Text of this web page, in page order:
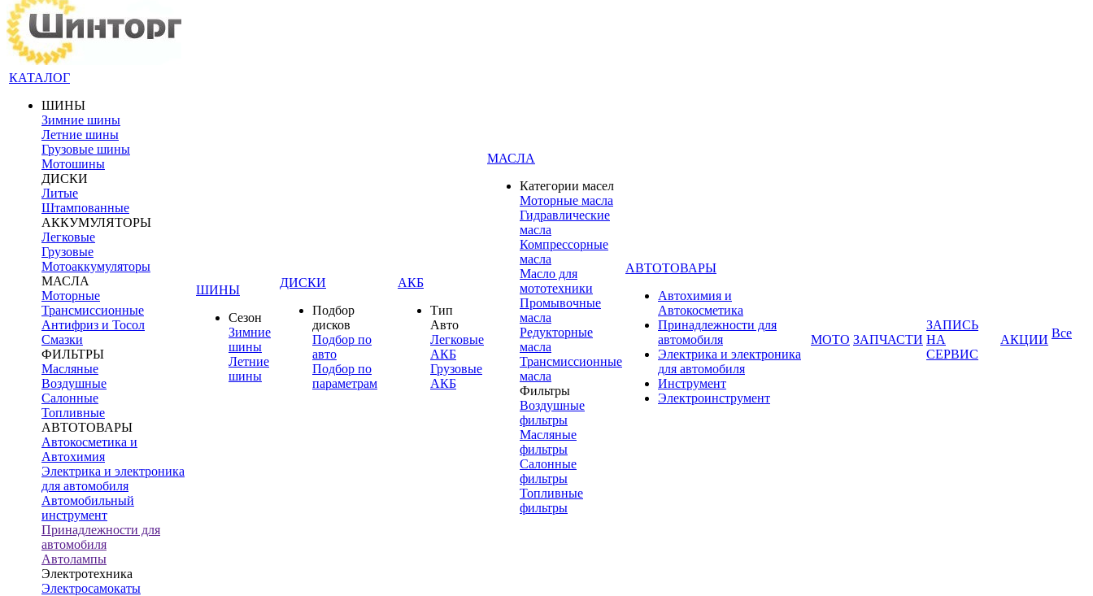
КАТАЛОГ
ШИНЫ
Зимние шины
Летние шины
Грузовые шины
Мотошины
ДИСКИ
Литые
Штампованные
АККУМУЛЯТОРЫ
Легковые
Грузовые
Мотоаккумуляторы
МАСЛА
Моторные
Трансмиссионные
Антифриз и Тосол
Смазки
ФИЛЬТРЫ
Масляные
Воздушные
Салонные
Топливные
АВТОТОВАРЫ
Автокосметика и
Автохимия
Электрика и электроника
для автомобиля
Автомобильный
инструмент
Принадлежности для
автомобиля
Автолампы
Электротехника
Электросамокаты
ШИНЫ
Сезон
Зимние
шины
Летние
шины
ДИСКИ
Подбор
дисков
Подбор по
авто
Подбор по
параметрам
АКБ
Тип
Авто
Легковые
АКБ
Грузовые
АКБ
МАСЛА
Категории масел
Моторные масла
Гидравлические
масла
Компрессорные
масла
Масло для
мототехники
Промывочные
масла
Редукторные
масла
Трансмиссионные
масла
Фильтры
Воздушные
фильтры
Масляные
фильтры
Салонные
фильтры
Топливные
фильтры
АВТОТОВАРЫ
Автохимия и
Автокосметика
Принадлежности для
автомобиля
Электрика и электроника
для автомобиля
Инструмент
Электроинструмент
МОТО ЗАПЧАСТИ
ЗАПИСЬ
НА
СЕРВИС
АКЦИИ Все